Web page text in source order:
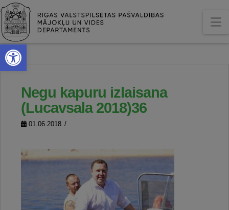
Open toolbar
Negu kapuru izlaisana
(Lucavsala 2018)36
01.06.2018